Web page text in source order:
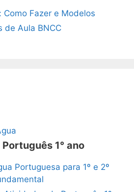
Como Fazer e Modelos
de Aula BNCC
1° ano
Portuguesa para 1º e 2º